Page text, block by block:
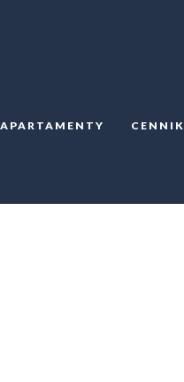
CENNIK